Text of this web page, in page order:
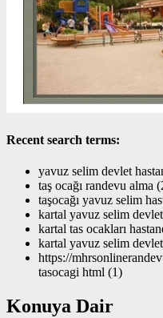
Recent search terms:
yavuz selim devlet
taş ocağı randevu alma
taşocağı yavuz selim
kartal yavuz selim
kartal tas ocakları
kartal yavuz selim
https://
tasocagi html (1)
Konuya Dair